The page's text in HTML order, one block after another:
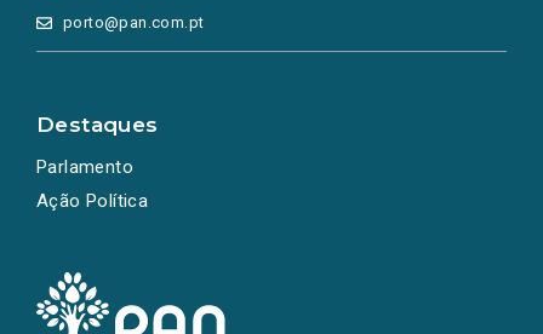
porto@pan.com.pt
Destaques
Parlamento
Ação Política